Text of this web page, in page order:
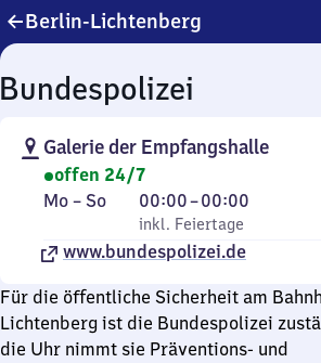
Berlin-Lichtenberg
Galerie der Empfangshalle
offen 24/7
Montag
Sonntag
Mo – So,
inkl. Feiertage
00:00–00:00
Von
0
Uhr
0
Uhr
inkl. Feiertage
www.bundespolizei.de
Für die öffentliche Sicherheit am
Lichtenberg ist die Bundespolizei
die Uhr nimmt sie Präventions- und